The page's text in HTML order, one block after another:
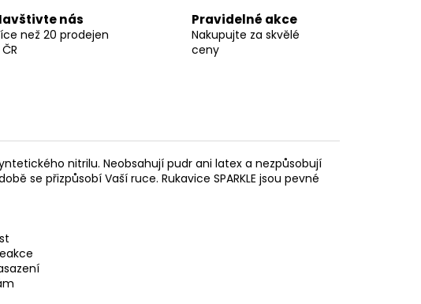
nás
než 20 prodejen
Pravidelné akce
Nakupujte za skvělé
ceny
nitrilu. Neobsahují pudr ani latex a nezpůsobují
se přizpůsobí Vaší ruce. Rukavice SPARKLE jsou pevné